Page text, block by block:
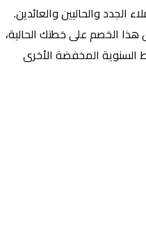
الجدد والحاليين والعائدين.
هذا الخصم على خطتك الحالية،
السنوية المخفضة الأخرى